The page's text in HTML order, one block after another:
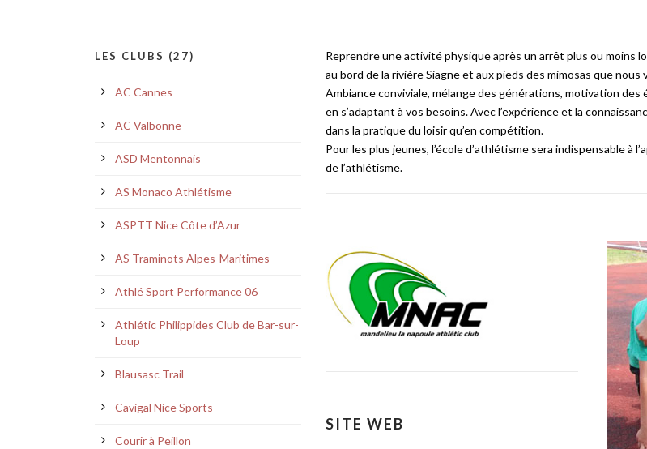
Reprendre une activité physique après un arrêt plus ou moins
au bord de la rivière Siagne et aux pieds des mimosas que
Ambiance conviviale, mélange des générations, motivation
en s’adaptant à vos besoins. Avec l’expérience et la
dans la pratique du loisir qu’en compétition.
Pour les plus jeunes, l’école d’athlétisme sera indispensable
de l’athlétisme.
SITE WEB
LES CLUBS (27)
AC Cannes
AC Valbonne
ASD Mentonnais
AS Monaco Athlétisme
ASPTT Nice Côte d’Azur
AS Traminots Alpes-Maritimes
Athlé Sport Performance 06
Athlétic Philippides Club de Bar-sur-
Loup
Blausasc Trail
Cavigal Nice Sports
Courir à Peillon